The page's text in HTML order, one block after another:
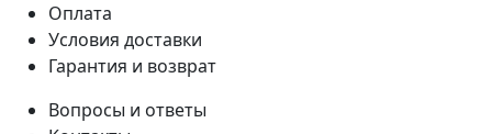
Оплата
Условия доставки
Гарантия и возврат
Вопросы и ответы